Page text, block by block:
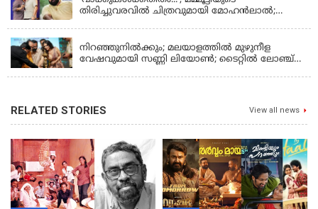
തിരിച്ചുവരവില്‍ ചിത്രവുമായി മോഹന്‍ലാല്‍;
നിറഞ്ഞുനിൽക്കും; മലയാളത്തിൽ മുഴുനീള
വേഷവുമായി സണ്ണി ലിയോൺ; ടൈറ്റിൽ ലോഞ്ച്
RELATED STORIES View all news